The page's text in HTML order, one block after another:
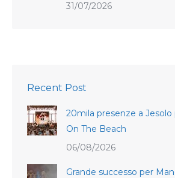
31/07/2026
Recent Post
20mila presenze a
On The Beach
06/08/2026
Grande successo per